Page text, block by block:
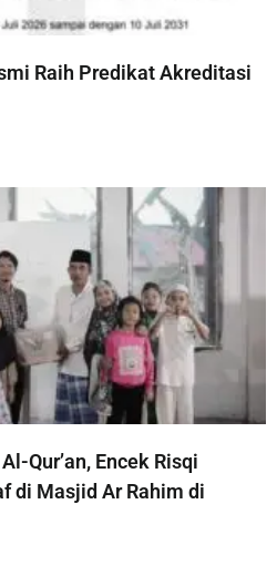
Raih Predikat Akreditasi
Qur’an, Encek Risqi
di Masjid Ar Rahim di